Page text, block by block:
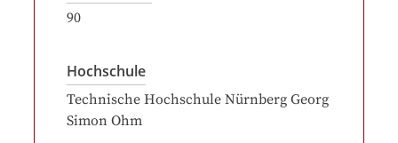
90
Hochschule
Technische Hochschule Nürnberg Georg
Simon Ohm